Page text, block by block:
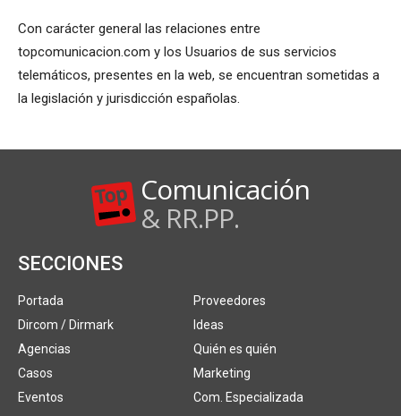
Con carácter general las relaciones entre
topcomunicacion.com y los Usuarios de sus servicios
telemáticos, presentes en la web, se encuentran sometidas a
la legislación y jurisdicción españolas.
Comunicación
& RR.PP.
SECCIONES
Portada
Dircom / Dirmark
Agencias
Casos
Eventos
Proveedores
Ideas
Quién es quién
Marketing
Com. Especializada